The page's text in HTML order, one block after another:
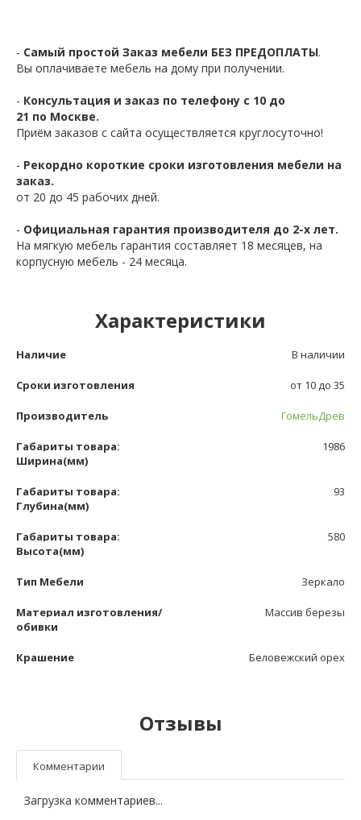
- Самый простой Заказ мебели БЕЗ ПРЕДОПЛАТЫ.
Вы оплачиваете мебель на дому при получении.
- Консультация и заказ по телефону с 10 до
21 по Москве.
Приём заказов с сайта осуществляется круглосуточно!
- Рекордно короткие сроки изготовления мебели на
заказ.
от 20 до 45 рабочих дней.
- Официальная гарантия производителя до 2-х лет.
На мягкую мебель гарантия составляет 18 месяцев, на
корпусную мебель - 24 месяца.
Характеристики
Наличие В наличии
Сроки изготовления от 10 до 35
Производитель ГомельДрев
Габариты товара:
Ширина(мм)
1986
Габариты товара:
Глубина(мм)
93
Габариты товара:
Высота(мм)
580
Тип Мебели Зеркало
Материал изготовления/
обивки
Массив березы
Крашение Беловежский орех
Отзывы
Комментарии
Загрузка комментариев...